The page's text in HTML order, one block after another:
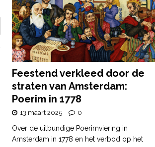
Feestend verkleed door de
straten van Amsterdam:
Poerim in 1778
13 maart 2025 0
Over de uitbundige Poerimviering in
Amsterdam in 1778 en het verbod op het